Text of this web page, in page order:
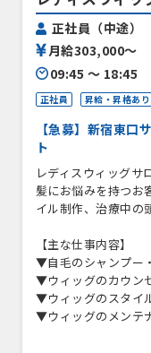
正社員（中途）
月給303,000〜
09:45 〜 18:45
正社員 昇給・昇格あり
【急募】新宿東
ト
レディスウィッグサ
髪にお悩みを持つお
イル制作、治療中の
【主な仕事内容】
▼自毛のシャンプー
▼ウィッグのカウン
▼ウィッグのスタイ
▼ウィッグのメンテ